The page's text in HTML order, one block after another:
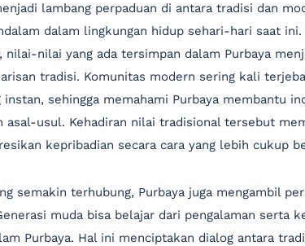
lambang perpaduan di antara tradisi dan
dalam lingkungan hidup sehari-hari saat
nilai-nilai yang ada tersimpan dalam Purbaya
tradisi. Komunitas modern sering kali
instan, sehingga memahami Purbaya membantu
asal-usul. Kehadiran nilai tradisional tersebut
kepribadian secara cara yang lebih cukup
semakin terhubung, Purbaya juga mengambil
muda bisa belajar dari pengalaman serta
Purbaya. Hal ini menciptakan dialog antara